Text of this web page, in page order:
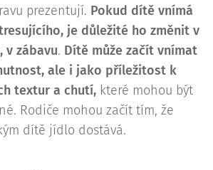
prezentují. Pokud dítě vnímá
je důležité ho změnit v
v zábavu. Dítě může začít vnímat
ale i jako příležitost k
textur a chutí, které mohou být
Rodiče mohou začít tím, že
dítě jídlo dostává.